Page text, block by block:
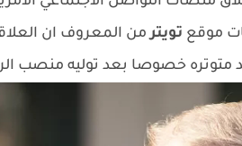
موقع تويترمن المعروف ان
متوتره خصوصا بعد توليه منصب